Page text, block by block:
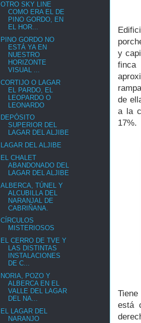
y
de
a la
está
OTRO SKY LINE
COMO ERA EL DE
PINO GORDO, EN
EL HOR...
PINO GORDO NO
ESTÁ YA EN
NUESTRO
HORIZONTE
VISUAL ...
CORTIJO O LAGAR
EL PARDO, EL
LEOPARDO O
LEONARDO
DEPÓSITO
SUPERIOR DEL
LAGAR DEL ALJIBE
LAGAR DEL ALJIBE
EL CHALET
ABANDONADO DEL
LAGAR DEL ALJIBE
ALBERCA, TÚNEL Y
ALCUBILLA DEL
NARANJAL DE
CABRIÑANA.
CÍRCULOS
MISTERIOSOS
EL CERRO DE TVE Y
LAS DISTINTAS
INSTALACIONES
DE C...
NORIA, POZO Y
ALBERCA EN EL
VALLE DEL LAGAR
DEL NA...
EL LAGAR DEL
NARANJO